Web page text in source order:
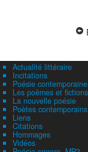
Actualité littéraire
Incitations
Poésie contemporaine
Les poèmes et fictions
La nouvelle poésie
Poètes contemporains
Liens
Citations
Hommages
Vidéos